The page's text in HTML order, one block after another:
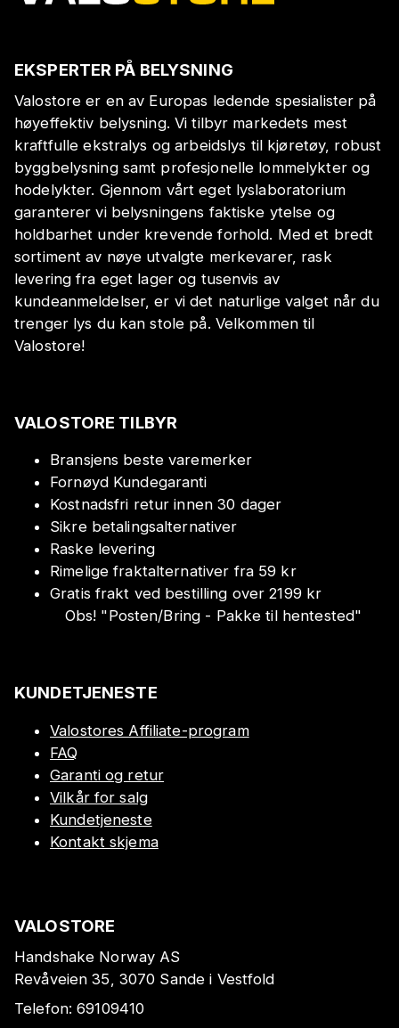
EKSPERTER PÅ BELYSNING
Valostore er en av Europas ledende spesialister på
høyeffektiv belysning. Vi tilbyr markedets mest
kraftfulle ekstralys og arbeidslys til kjøretøy, robust
byggbelysning samt profesjonelle lommelykter og
hodelykter. Gjennom vårt eget lyslaboratorium
garanterer vi belysningens faktiske ytelse og
holdbarhet under krevende forhold. Med et bredt
sortiment av nøye utvalgte merkevarer, rask
levering fra eget lager og tusenvis av
kundeanmeldelser, er vi det naturlige valget når du
trenger lys du kan stole på. Velkommen til
Valostore!
VALOSTORE TILBYR
Bransjens beste varemerker
Fornøyd Kundegaranti
Kostnadsfri retur innen 30 dager
Sikre betalingsalternativer
Raske levering
Rimelige fraktalternativer fra 59 kr
Gratis frakt ved bestilling over 2199 kr
Obs! "Posten/Bring - Pakke til hentested"
KUNDETJENESTE
Valostores Affiliate-program
FAQ
Garanti og retur
Vilkår for salg
Kundetjeneste
Kontakt skjema
VALOSTORE
Handshake Norway AS
Revåveien 35, 3070 Sande i Vestfold
Telefon:69109410